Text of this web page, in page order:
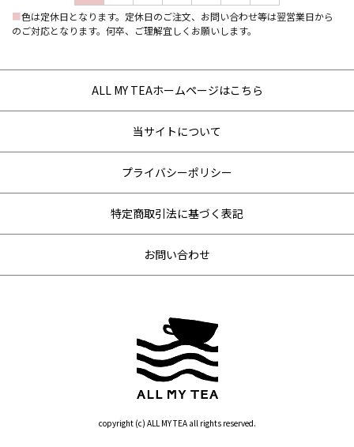
■色は定休日となります。定休日のご注文、お問い合わせ等は翌営業日から
のご対応となります。何卒、ご理解宜しくお願いします。
ALL MY TEAホームページはこちら
当サイトについて
プライバシーポリシー
特定商取引法に基づく表記
お問い合わせ
copyright (c) ALL MY TEA all rights reserved.